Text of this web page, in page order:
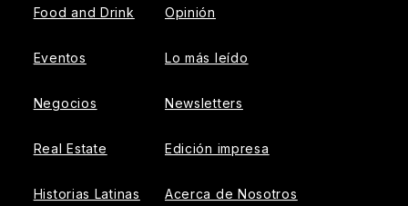
Food and Drink
Eventos
Negocios
Real Estate
Historias Latinas
Opinión
Lo más leído
Newsletters
Edición impresa
Acerca de Nosotros